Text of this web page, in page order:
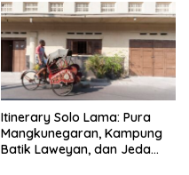
Itinerary Solo Lama: Pura
Mangkunegaran, Kampung
Batik Laweyan, dan Jeda